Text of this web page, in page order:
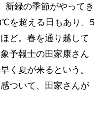
録の季節がやってき
を超える日もあり、5
ど。春を通り越して
予報士の田家康さん
く夏が来るという。
ついて、田家さんが